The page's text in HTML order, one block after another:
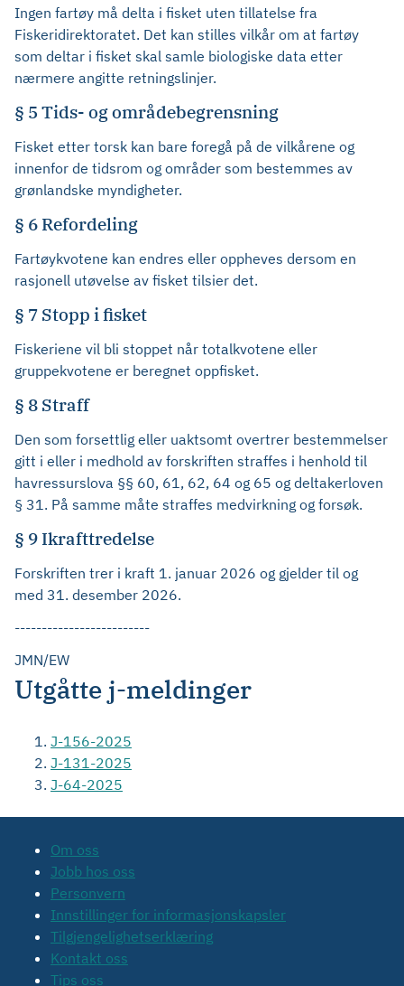
Ingen fartøy må delta i fisket uten tillatelse fra
Fiskeridirektoratet. Det kan stilles vilkår om at fartøy
som deltar i fisket skal samle biologiske data etter
nærmere angitte retningslinjer.
§ 5 Tids- og områdebegrensning
Fisket etter torsk kan bare foregå på de vilkårene og
innenfor de tidsrom og områder som bestemmes av
grønlandske myndigheter.
§ 6 Refordeling
Fartøykvotene kan endres eller oppheves dersom en
rasjonell utøvelse av fisket tilsier det.
§ 7 Stopp i fisket
Fiskeriene vil bli stoppet når totalkvotene eller
gruppekvotene er beregnet oppfisket.
§ 8 Straff
Den som forsettlig eller uaktsomt overtrer bestemmelser
gitt i eller i medhold av forskriften straffes i henhold til
havressurslova §§ 60, 61, 62, 64 og 65 og deltakerloven
§ 31. På samme måte straffes medvirkning og forsøk.
§ 9 Ikrafttredelse
Forskriften trer i kraft 1. januar 2026 og gjelder til og
med 31. desember 2026.
-------------------------
JMN/EW
Utgåtte j-meldinger
J-156-2025
J-131-2025
J-64-2025
Om oss
Jobb hos oss
Personvern
Innstillinger for informasjonskapsler
Tilgjengelighetserklæring
Kontakt oss
Tips oss